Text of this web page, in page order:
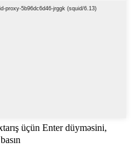
üçün Enter düyməsini,